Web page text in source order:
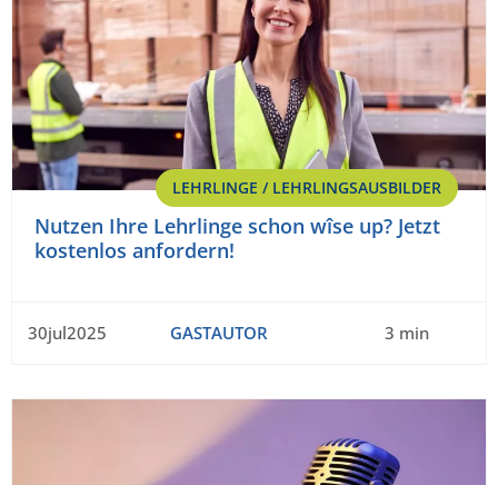
LEHRLINGE / LEHRLINGSAUSBILDER
Nutzen Ihre Lehrlinge schon wîse up? Jetzt
kostenlos anfordern!
30jul2025 GASTAUTOR 3 min